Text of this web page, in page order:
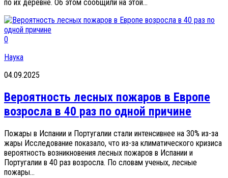
по их деревне. Об этом сообщили на этой...
0
Наука
04.09.2025
Вероятность лесных пожаров в Европе
возросла в 40 раз по одной причине
Пожары в Испании и Португалии стали интенсивнее на 30% из-за
жары Исследование показало, что из-за климатического кризиса
вероятность возникновения лесных пожаров в Испании и
Португалии в 40 раз возросла. По словам ученых, лесные
пожары...